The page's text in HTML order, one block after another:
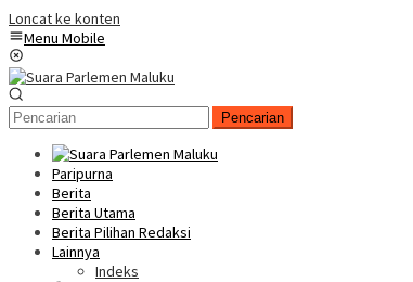
Loncat ke konten
Menu Mobile
Pencarian
Paripurna
Berita
Berita Utama
Berita Pilihan Redaksi
Lainnya
Indeks